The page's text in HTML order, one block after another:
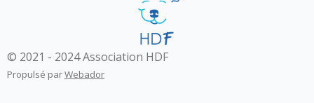
© 2021 - 2024 Association HDF
Propulsé parWebador